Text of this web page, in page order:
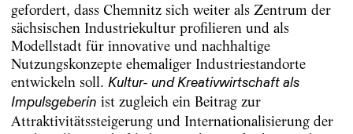
gefordert, dass Chemnitz sich weiter als Zentrum der
sächsischen Industriekultur profilieren und als
Modellstadt für innovative und nachhaltige
Nutzungskonzepte ehemaliger Industriestandorte
entwickeln soll. Kultur- und Kreativwirtschaft als
Impulsgeberin ist zugleich ein Beitrag zur
Attraktivitätssteigerung und Internationalisierung der